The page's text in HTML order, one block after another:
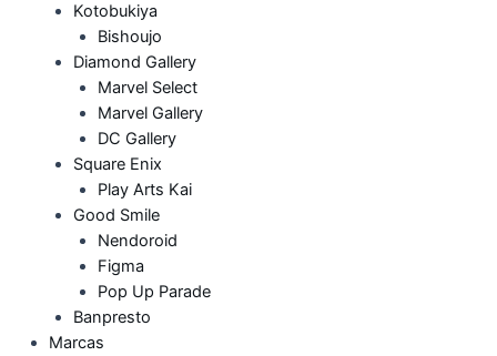
Kotobukiya
Bishoujo
Diamond Gallery
Marvel Select
Marvel Gallery
DC Gallery
Square Enix
Play Arts Kai
Good Smile
Nendoroid
Figma
Pop Up Parade
Banpresto
Marcas